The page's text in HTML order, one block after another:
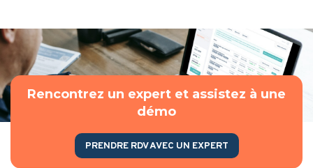
Rencontrez un expert et assistez à une
démo
PRENDRE RDV AVEC UN EXPERT